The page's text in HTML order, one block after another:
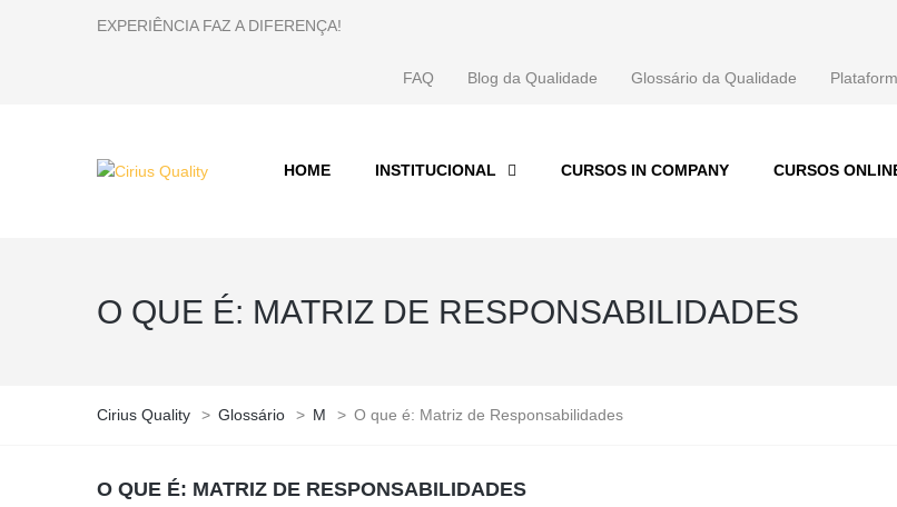
EXPERIÊNCIA FAZ A DIFERENÇA!
FAQ Blog da Qualidade Glossário da Qualidade
HOME INSTITUCIONAL CURSOS IN COMPANY CURSOS
O QUE É: MATRIZ DE RESPONSABILIDADES
Cirius Quality > Glossário > M > O que é: Matriz de Responsabilidades
O QUE É: MATRIZ DE RESPONSABILIDADES